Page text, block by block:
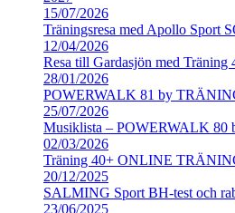
15/07/2026
Träningsresa med Apollo Sport
12/04/2026
Resa till Gardasjön med Träning
28/01/2026
POWERWALK 81 by
25/07/2026
Musiklista – POWERWALK
02/03/2026
Träning 40+ ONLINE
20/12/2025
SALMING Sport BH-test och
23/06/2025